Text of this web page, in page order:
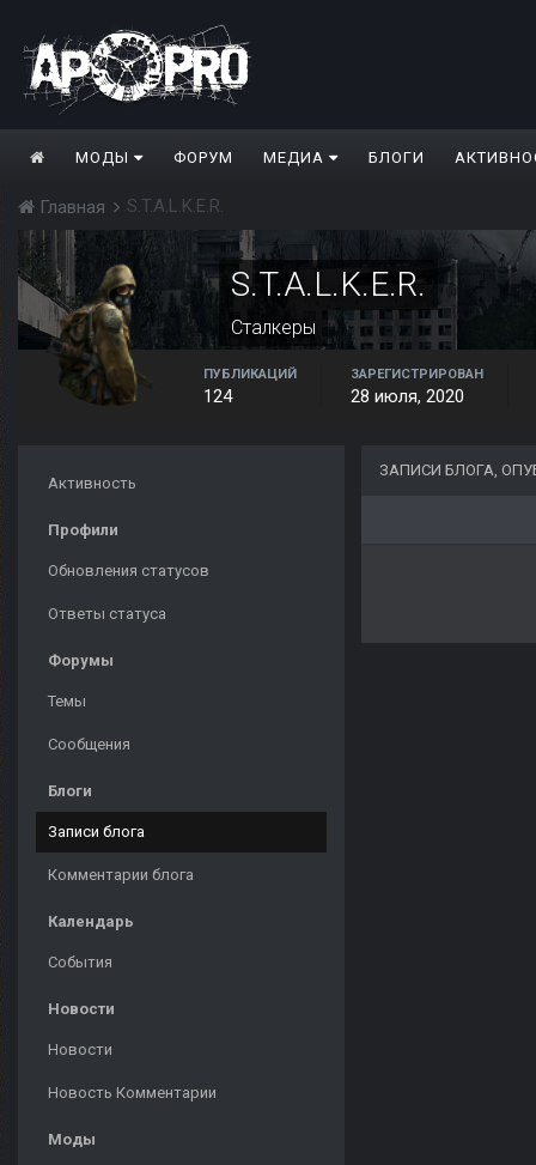
МОДЫ ФОРУМ МЕДИА БЛОГИ
Главная S.T.A.L.K.E.R.
S.T.A.L.K.E.R.
Сталкеры
ПУБЛИКАЦИЙ
124
ЗАРЕГИСТРИРОВАН
28 июля, 2020
Активность
Профили
Обновления статусов
Ответы статуса
Форумы
Темы
Сообщения
Блоги
Записи блога
Комментарии блога
Календарь
События
Новости
Новости
Новость Комментарии
Моды
ЗАПИСИ БЛОГА,